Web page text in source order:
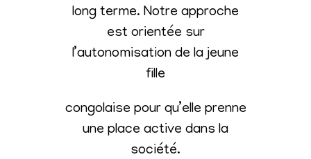
long terme. Notre approche
est orientée sur
l’autonomisation de la jeune
fille
congolaise pour qu’elle prenne
une place active dans la
société.